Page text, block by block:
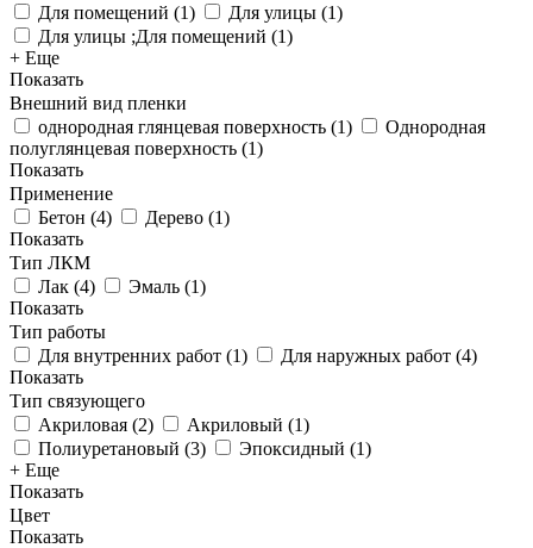
Для помещений (1) Для улицы (1)
Для улицы ;Для помещений (1)
+ Еще
Показать
Внешний вид пленки
однородная глянцевая поверхность (1)
Однородная
полуглянцевая поверхность (1)
Показать
Применение
Бетон (4) Дерево (1)
Показать
Тип ЛКМ
Лак (4) Эмаль (1)
Показать
Тип работы
Для внутренних работ (1) Для наружных работ (4)
Показать
Тип связующего
Акриловая (2) Акриловый (1)
Полиуретановый (3) Эпоксидный (1)
+ Еще
Показать
Цвет
Показать